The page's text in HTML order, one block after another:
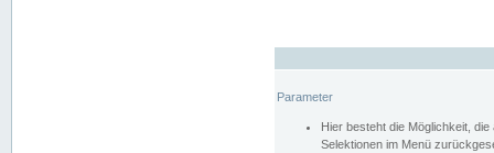
Parameter
Hier besteht die Möglichkeit,
Selektionen im Menü